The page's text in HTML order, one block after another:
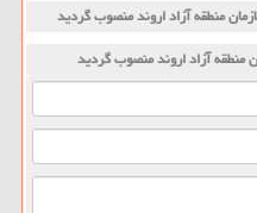
منطقه آزاد اروند منصوب گردید
منطقه آزاد اروند منصوب گردید